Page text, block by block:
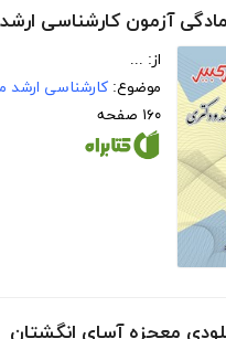
آزمون کارشناسی
از: ...
موضوع: کارشناسی ارشد
۱۶۰ صفحه
معجزه آسای انگشتان